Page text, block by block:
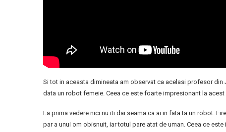
Si tot in aceasta dimineata am observat ca acelasi profesor
data un robot femeie. Ceea ce este foarte impresionant la
La prima vedere nici nu iti dai seama ca ai in fata ta un robot.
par a unui om obisnuit, iar totul pare atat de uman. Ceea ce